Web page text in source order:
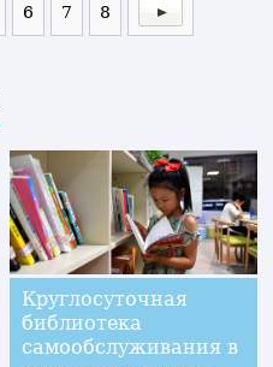
6 7 8
Круглосуточная
библиотека
самообслуживания в